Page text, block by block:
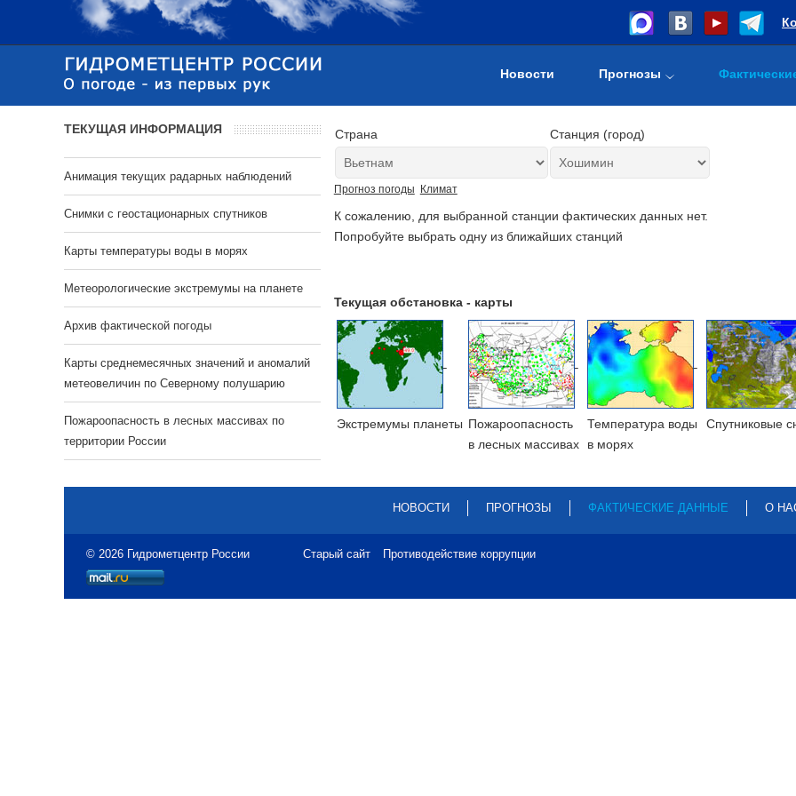
Новости Прогнозы
Страна Станция (город)
Прогноз погоды Климат
К сожалению, для выбранной станции фактических данных нет.
Попробуйте выбрать одну из ближайших станций
Текущая обстановка - карты
Экстремумы планеты Пожароопасность
в лесных массивах
Температура воды
в морях
Cпутниковые
ТЕКУЩАЯ ИНФОРМАЦИЯ
Анимация текущих радарных наблюдений
Cнимки с геостационарных спутников
Карты температуры воды в морях
Метеорологические экстремумы на планете
Архив фактической погоды
Карты среднемесячных значений и аномалий
метеовеличин по Северному полушарию
Пожароопасность в лесных массивах по
территории России
НОВОСТИ ПРОГНОЗЫ ФАКТИЧЕСКИЕ ДАННЫЕ О
© 2026 Гидрометцентр России Старый сайт Противодействие коррупции